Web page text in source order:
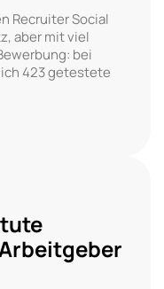
Recruiter Social
aber mit viel
bei
423 getestete